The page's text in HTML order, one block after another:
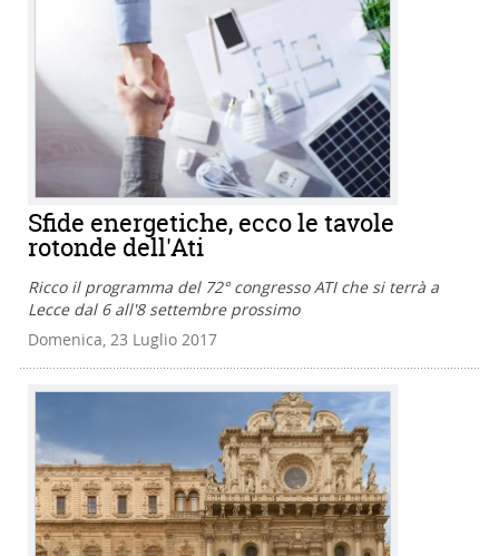
Sfide energetiche, ecco le tavole
rotonde dell'Ati
Ricco il programma del 72° congresso ATI che si terrà a
Lecce dal 6 all'8 settembre prossimo
Domenica, 23 Luglio 2017